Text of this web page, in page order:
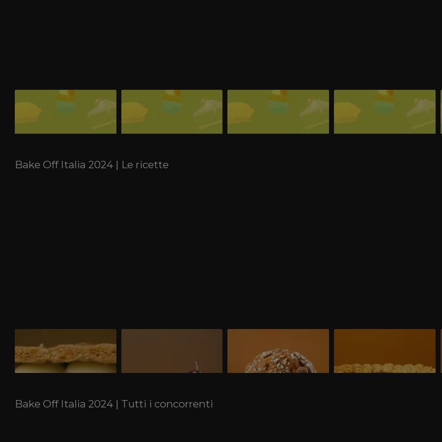
Puntata 13 dicembre 2024
in streaming su RealTime.it. Chi ha
Puntata 6 dicembre 2024
Le prove, i concorrenti, il grembiule blu
dicembre 2024 alle 21.30 su Real Time e
Puntata 29 novembre 2024
29 novembre 2024 alle 21.30 su Real
Puntata 22 novembre 2024
22 novembre 2024 alle 21.30 su Real
Bake Off Italia 2024 | Le ricette
Scopri come preparare la Torta
Diplomatica realizzata durante la Prova
Tecnica della terza puntata di Bake Off
Italia 2024. Guarda il video!
in onda il 27 settembre 2024. Guarda il
Scopri come preparare il Panettone
realizzato durante la Prova Tecnica della
quinta puntata di Bake Off Italia andata
in onda il 4 ottobre 2024. Guarda il
sesta puntata di Bake Off Italia andata
in onda l'11 ottobre 2024. Guarda il
Bake Off Italia 2024 | Tutti i concorrenti